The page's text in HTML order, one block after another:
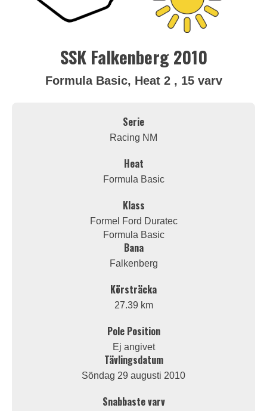
SSK Falkenberg 2010
Formula Basic, Heat 2 , 15 varv
Serie
Racing NM
Heat
Formula Basic
Klass
Formel Ford Duratec
Formula Basic
Bana
Falkenberg
Körsträcka
27.39 km
Pole Position
Ej angivet
Tävlingsdatum
Söndag 29 augusti 2010
Snabbaste varv